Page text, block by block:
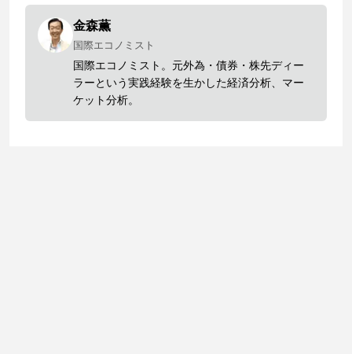
金森薫
国際エコノミスト
国際エコノミスト。元外為・債券・株先ディー
ラーという実践経験を生かした経済分析、マー
ケット分析。